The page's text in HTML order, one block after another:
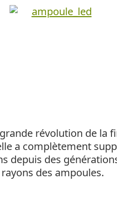
révolution de la
a complètement
depuis des
des ampoules.